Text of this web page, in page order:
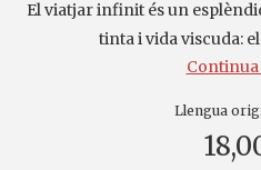
El viatjar infinit és un
tinta i vida viscuda:
Llengua